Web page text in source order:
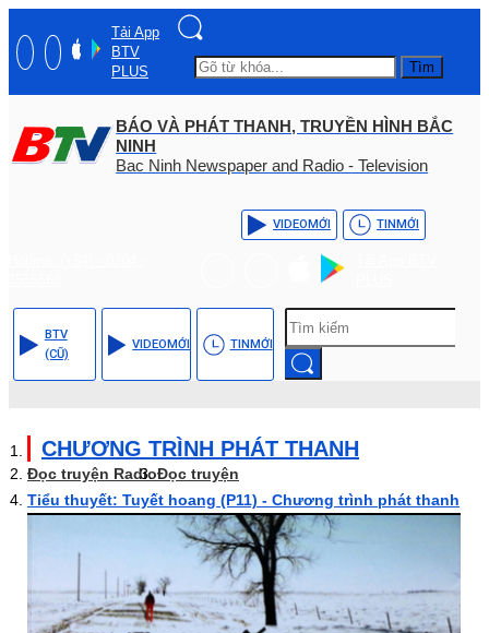
Tải App
BTV
PLUS
Tìm
BÁO VÀ PHÁT THANH, TRUYỀN HÌNH BẮC
NINH
Bac Ninh Newspaper and Radio - Television
VIDEOMỚI TINMỚI
BTV
(CŨ)
VIDEOMỚI TINMỚI
CHƯƠNG TRÌNH PHÁT THANH
Đọc truyện RadioĐọc truyện
Tiểu thuyết: Tuyết hoang (P11) - Chương trình phát thanh